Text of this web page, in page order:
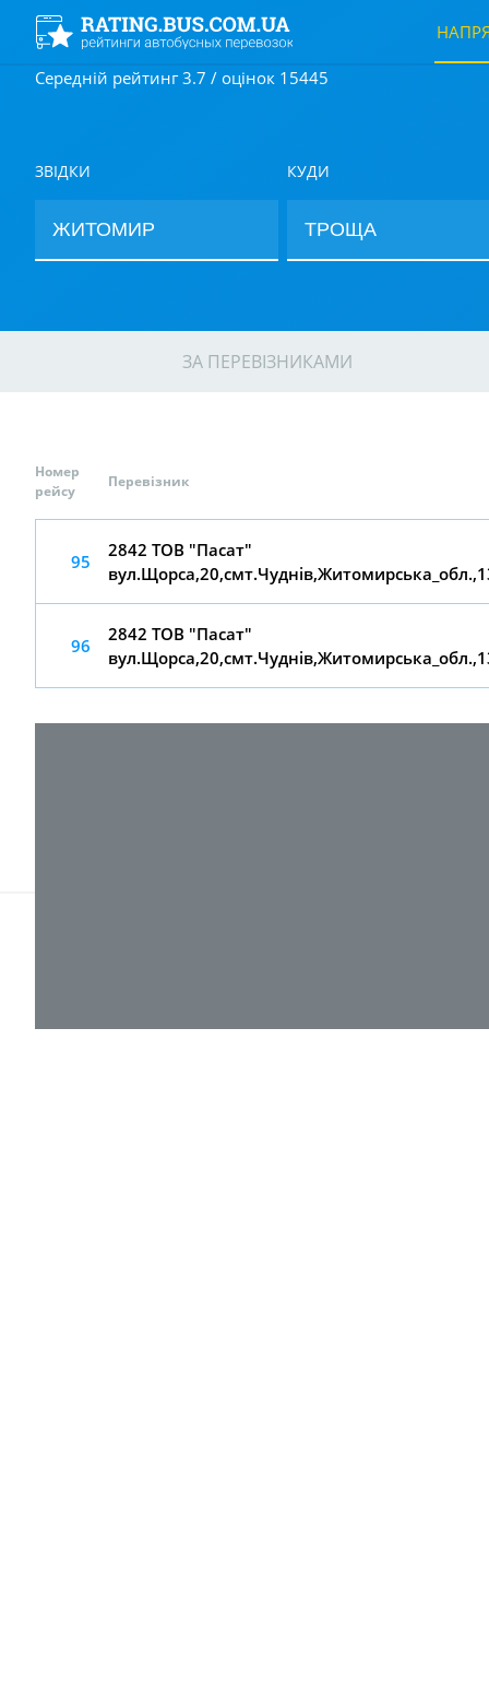
Середній рейтинг 3.7 / оцінок 15445
ЗВІДКИ КУДИ
ЗА ПЕРЕВІЗНИКАМИ
Номер
рейсу
Перевізник
95
2842 ТОВ "Пасат"
96
2842 ТОВ "Пасат"